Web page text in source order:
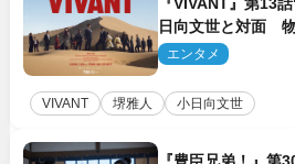
日向文世と対面
エンタメ
VIVANT 堺雅人 小日向文世